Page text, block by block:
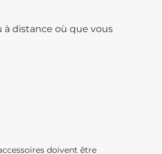
à distance où que vous
doivent être